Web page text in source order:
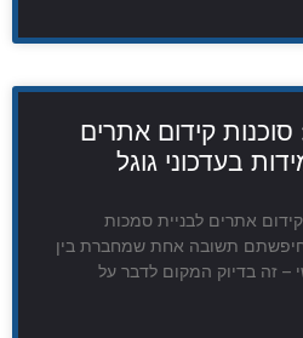
סוכנות קידום אתרים
בעדכוני גוגל
אתרים לבניית סמכות
חיפשתם תשובה אחת שמחברת בין
– זה בדיוק המקום לדבר על